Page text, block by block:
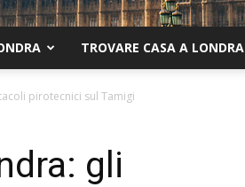
TROVARE CASA A LONDRA
pirotecnici sul Tamigi
gli